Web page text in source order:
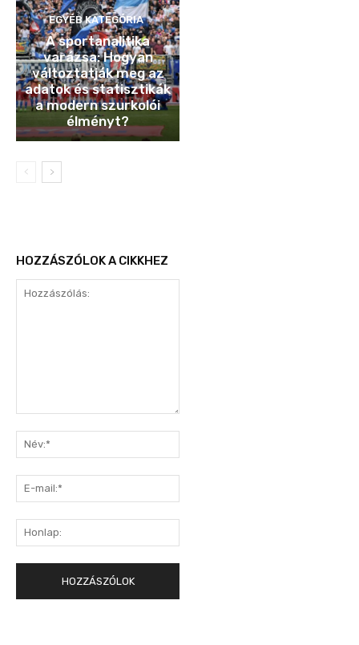
EGYÉB KATEGÓRIA
A sportanalitika
varázsa: Hogyan
változtatják meg az
adatok és statisztikák
a modern szurkolói
élményt?
HOZZÁSZÓLOK A CIKKHEZ
mail:*